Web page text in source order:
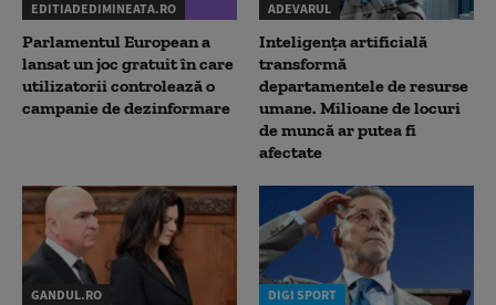
EDITIADEDIMINEATA.RO
Parlamentul European a
lansat un joc gratuit în care
utilizatorii controlează o
campanie de dezinformare
ADEVARUL
Inteligența artificială
transformă
departamentele de resurse
umane. Milioane de locuri
de muncă ar putea fi
afectate
GANDUL.RO DIGI SPORT